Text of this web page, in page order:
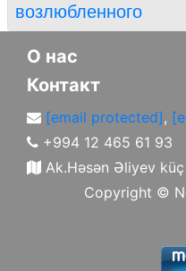
возлюбленного
О нас
Контакт
[email protected],
+994 12 465 61 93
Ak.Həsən Əliyev
Copyright ©